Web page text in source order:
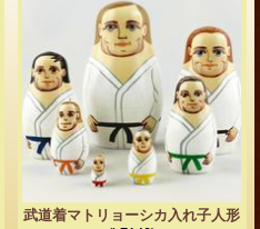
武道着マトリョーシカ入れ子人形